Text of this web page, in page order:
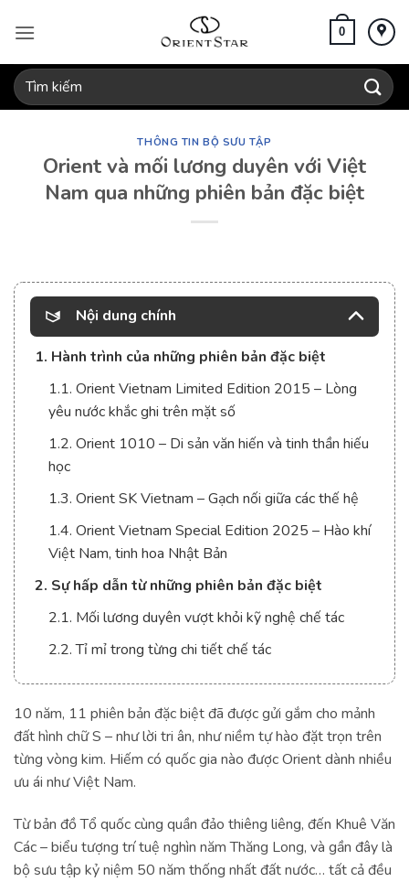
qua
dung
0
Tìm
kiếm:
THÔNG TIN BỘ SƯU TẬP
Orient và mối lương duyên với Việt
Nam qua những phiên bản đặc biệt
Nội dung chính
1. Hành trình của những phiên bản đặc biệt
1.1. Orient Vietnam Limited Edition 2015 – Lòng
yêu nước khắc ghi trên mặt số
1.2. Orient 1010 – Di sản văn hiến và tinh thần hiếu
học
1.3. Orient SK Vietnam – Gạch nối giữa các thế hệ
1.4. Orient Vietnam Special Edition 2025 – Hào khí
Việt Nam, tinh hoa Nhật Bản
2. Sự hấp dẫn từ những phiên bản đặc biệt
2.1. Mối lương duyên vượt khỏi kỹ nghệ chế tác
2.2. Tỉ mỉ trong từng chi tiết chế tác
10 năm, 11 phiên bản đặc biệt đã được gửi gắm cho mảnh
đất hình chữ S – như lời tri ân, như niềm tự hào đặt trọn trên
từng vòng kim. Hiếm có quốc gia nào được Orient dành nhiều
ưu ái như Việt Nam.
Từ bản đồ Tổ quốc cùng quần đảo thiêng liêng, đến Khuê Văn
Các – biểu tượng trí tuệ nghìn năm Thăng Long, và gần đây là
bộ sưu tập kỷ niệm 50 năm thống nhất đất nước… tất cả đều